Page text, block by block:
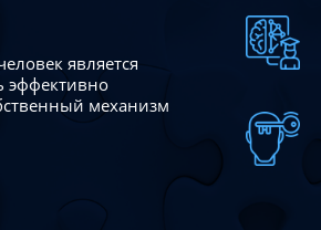
является
эффективно
механизм